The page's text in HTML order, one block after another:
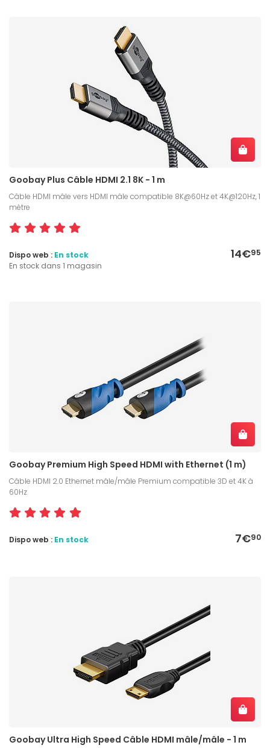
Goobay Plus Câble HDMI 2.1 8K - 1 m
Câble HDMI mâle vers HDMI mâle compatible 8K@60Hz et 4K@120Hz, 1
mètre
14€95
Dispo web : En stock
En stock dans 1 magasin
Goobay Premium High Speed HDMI with Ethernet (1 m)
Câble HDMI 2.0 Ethernet mâle/mâle Premium compatible 3D et 4K à
60Hz
7€90
Dispo web : En stock
Goobay Ultra High Speed Câble HDMI mâle/mâle - 1 m